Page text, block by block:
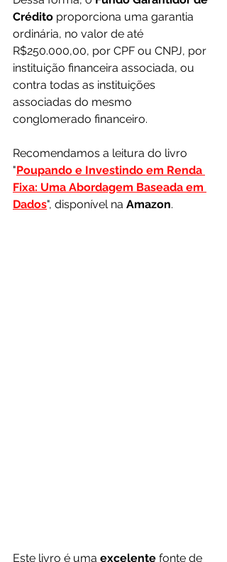
Crédito proporciona uma garantia
ordinária, no valor de até
R$250.000,00, por CPF ou CNPJ, por
instituição financeira associada, ou
contra todas as instituições
associadas do mesmo
conglomerado financeiro.
Recomendamos a leitura do livro
"Poupando e Investindo em Renda
Fixa: Uma Abordagem Baseada em
Dados", disponível na Amazon.
Este livro é uma excelente fonte de